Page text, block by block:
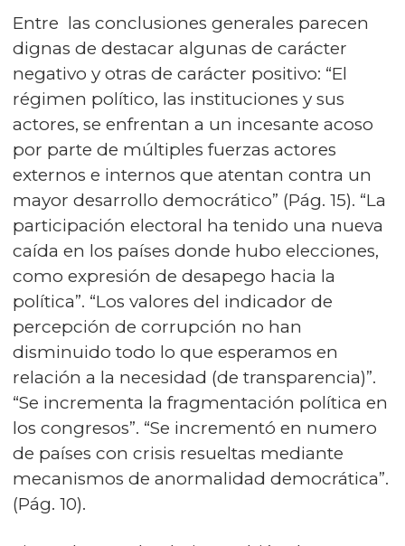
Entre las conclusiones generales parecen
dignas de destacar algunas de carácter
negativo y otras de carácter positivo: “El
régimen político, las instituciones y sus
actores, se enfrentan a un incesante acoso
por parte de múltiples fuerzas actores
externos e internos que atentan contra un
mayor desarrollo democrático” (Pág. 15). “La
participación electoral ha tenido una nueva
caída en los países donde hubo elecciones,
como expresión de desapego hacia la
política”. “Los valores del indicador de
percepción de corrupción no han
disminuido todo lo que esperamos en
relación a la necesidad (de transparencia)”.
“Se incrementa la fragmentación política en
los congresos”. “Se incrementó en numero
de países con crisis resueltas mediante
mecanismos de anormalidad democrática”.
(Pág. 10).